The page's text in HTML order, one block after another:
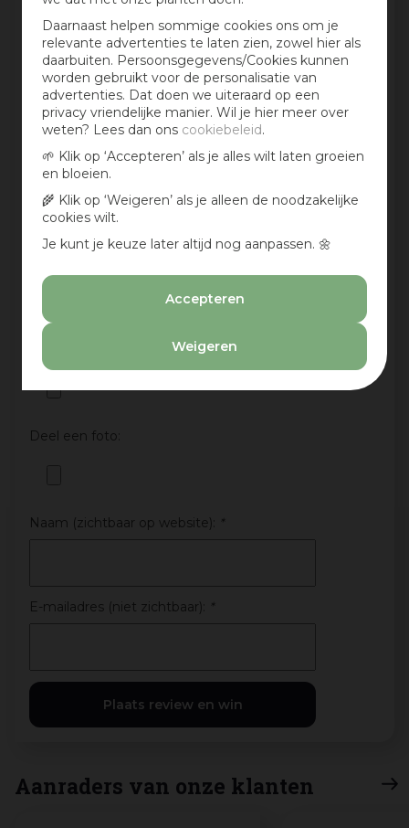
Daarnaast helpen sommige cookies ons om je
relevante advertenties te laten zien, zowel hier als
daarbuiten. Persoonsgegevens/Cookies kunnen
worden gebruikt voor de personalisatie van
advertenties. Dat doen we uiteraard op een
privacy vriendelijke manier. Wil je hier meer over
weten? Lees dan ons cookiebeleid.
🌱 Klik op ‘Accepteren’ als je alles wilt laten groeien
en bloeien.
🌾 Klik op ‘Weigeren’ als je alleen de noodzakelijke
cookies wilt.
Je kunt je keuze later altijd nog aanpassen. 🌼
Accepteren
Weigeren
Aan te bevelen?
Ja
Nee
Deel een foto:
Deel een foto:
Naam (zichtbaar op website): *
E-mailadres (niet zichtbaar): *
Aanraders van onze klanten